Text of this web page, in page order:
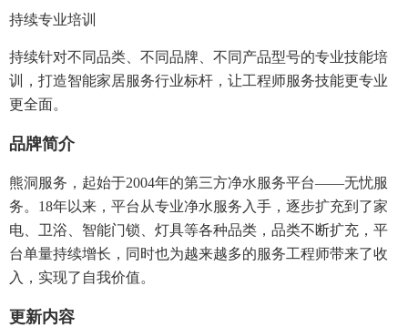
持续专业培训
持续针对不同品类、不同品牌、不同产品型号的专业技能培
训，打造智能家居服务行业标杆，让工程师服务技能更专业
更全面。
品牌简介
熊洞服务，起始于2004年的第三方净水服务平台——无忧服
务。18年以来，平台从专业净水服务入手，逐步扩充到了家
电、卫浴、智能门锁、灯具等各种品类，品类不断扩充，平
台单量持续增长，同时也为越来越多的服务工程师带来了收
入，实现了自我价值。
更新内容